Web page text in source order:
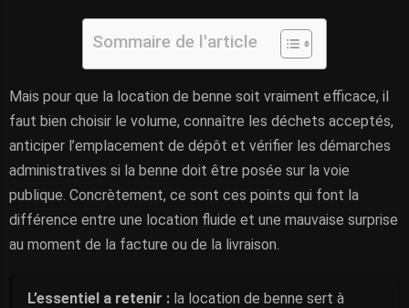
Sommaire de l'article
Mais pour que la location de benne soit vraiment efficace, il
faut bien choisir le volume, connaître les déchets acceptés,
anticiper l’emplacement de dépôt et vérifier les démarches
administratives si la benne doit être posée sur la voie
publique. Concrètement, ce sont ces points qui font la
différence entre une location fluide et une mauvaise surprise
au moment de la facture ou de la livraison.
L’essentiel a retenir : la location de benne sert à